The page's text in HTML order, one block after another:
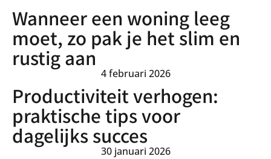
Wanneer een woning leeg
moet, zo pak je het slim en
rustig aan
4 februari 2026
Productiviteit verhogen:
praktische tips voor
dagelijks succes
30 januari 2026